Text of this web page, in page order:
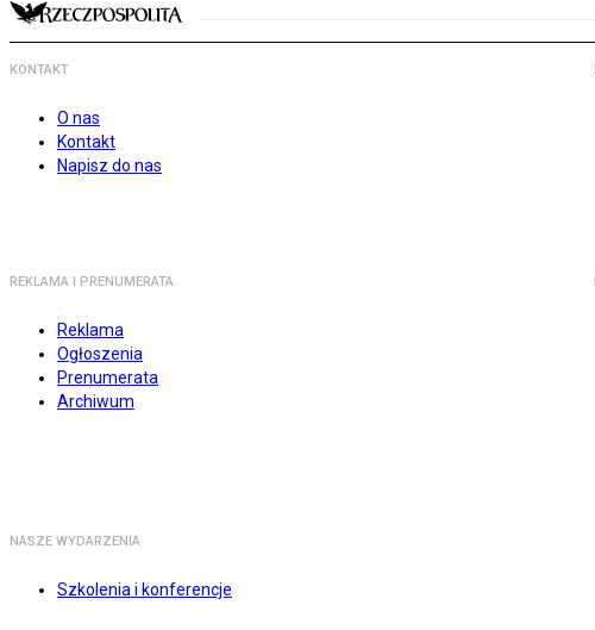
KONTAKT
O nas
Kontakt
Napisz do nas
REKLAMA I PRENUMERATA
Reklama
Ogłoszenia
Prenumerata
Archiwum
NASZE WYDARZENIA
Szkolenia i konferencje